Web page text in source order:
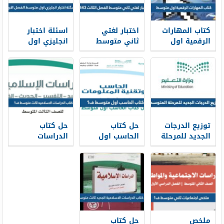
كتاب المهارات
الرقمية اول
متوسط 1448
اختبار لغتي
ثاني متوسط
الفصل الثالث
1448
اسئلة اختبار
انجليزي اول
متوسط الفصل
الاول 1448
توزيع الدرجات
الجديد للمرحلة
المتوسطة 1448
حل كتاب
الحاسب اول
متوسط ف1
1448
حل كتاب
الدراسات
الاسلاميه ثالث
ملخص حل كتاب